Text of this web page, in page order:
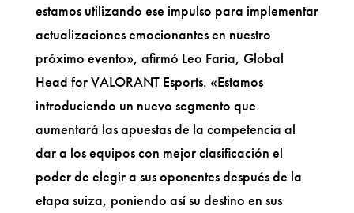
estamos utilizando ese impulso para implementar
actualizaciones emocionantes en nuestro
próximo evento», afirmó Leo Faria, Global
Head for VALORANT Esports. «Estamos
introduciendo un nuevo segmento que
aumentará las apuestas de la competencia al
dar a los equipos con mejor clasificación el
poder de elegir a sus oponentes después de la
etapa suiza, poniendo así su destino en sus